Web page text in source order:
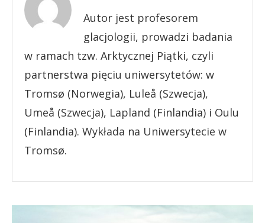
Autor jest profesorem
glacjologii, prowadzi badania
w ramach tzw. Arktycznej Piątki, czyli
partnerstwa pięciu uniwersytetów: w
Tromsø (Norwegia), Luleå (Szwecja),
Umeå (Szwecja), Lapland (Finlandia) i Oulu
(Finlandia). Wykłada na Uniwersytecie w
Tromsø.